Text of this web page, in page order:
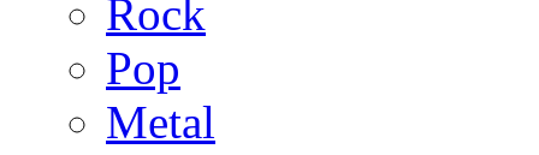
Rock
Pop
Metal